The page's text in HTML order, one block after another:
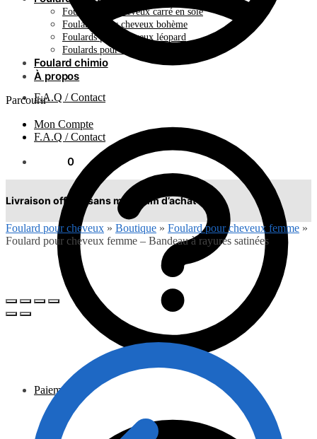
F.A.Q / Contact
Paiement
Foulard pour cheveux carré en soie
Foulards pour cheveux bohème
Foulards pour cheveux léopard
Foulards pour cheveux plissés
Foulard chimio
À propos
Parcourir
Mon Compte
F.A.Q / Contact
0
Livraison offerte sans minimum d’achat !
Foulard pour cheveux » Boutique » Foulard pour cheveux femme »
Foulard pour cheveux femme – Bandeau à rayures satinées